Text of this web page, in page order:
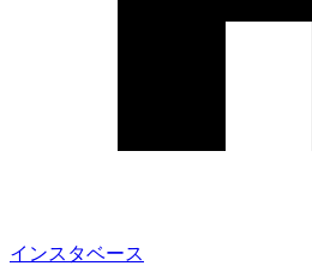
インスタベース